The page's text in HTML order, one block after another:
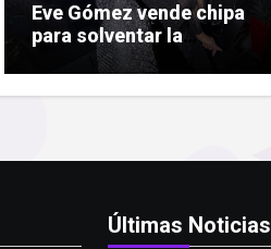
Eve Gómez vende chipa
para solventar la
indemnización de su
demanda judicial
Últimas Noticias